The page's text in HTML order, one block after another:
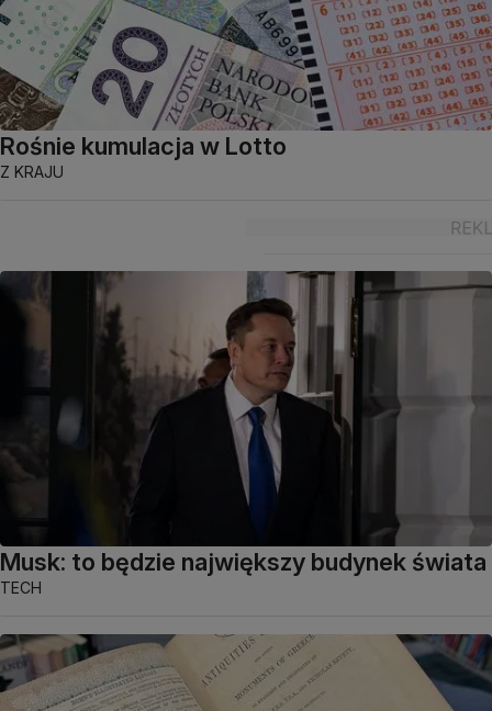
Rośnie kumulacja w Lotto
Z KRAJU
Musk: to będzie największy budynek świata
TECH